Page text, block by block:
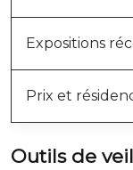
Expositions
Prix et
Outils de